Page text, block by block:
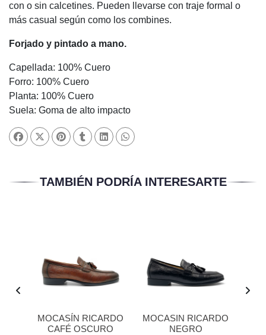
con o sin calcetines. Pueden llevarse con traje formal o
más casual según como los combines.
Forjado y pintado a mano.
Capellada: 100% Cuero
Forro: 100% Cuero
Planta: 100% Cuero
Suela: Goma de alto impacto
TAMBIÉN PODRÍA INTERESARTE
MOCASÍN RICARDO
CAFÉ OSCURO
MOCASIN RICARDO
NEGRO